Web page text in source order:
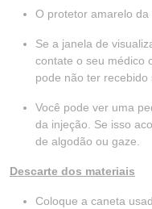
O protetor amarelo da
Se a janela de
contate o seu médico
pode não ter recebido
Você pode ver uma
da injeção. Se isso
de algodão ou gaze.
Descarte dos materiais
Coloque a caneta